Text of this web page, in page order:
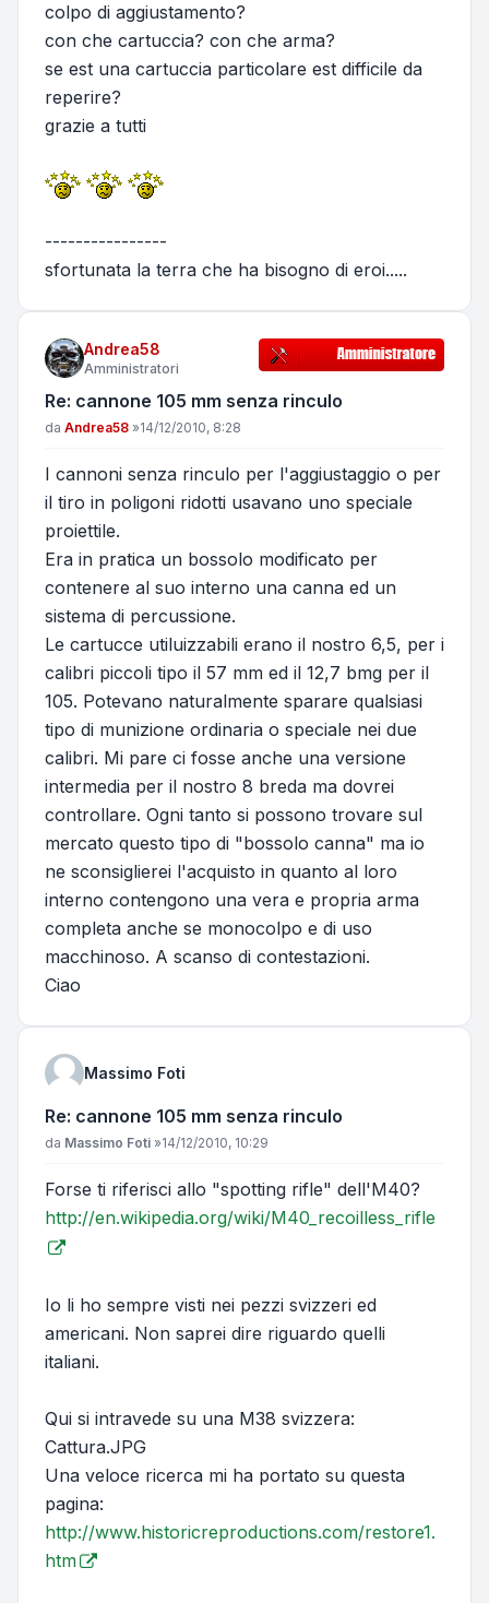
colpo di aggiustamento?
con che cartuccia? con che arma?
se est una cartuccia particolare est difficile da
reperire?
grazie a tutti
----------------
sfortunata la terra che ha bisogno di eroi.....
Andrea58
Amministratori
Re: cannone 105 mm senza rinculo
Messaggio
da Andrea58 »14/12/2010, 8:28
I cannoni senza rinculo per l'aggiustaggio o per
il tiro in poligoni ridotti usavano uno speciale
proiettile.
Era in pratica un bossolo modificato per
contenere al suo interno una canna ed un
sistema di percussione.
Le cartucce utiluizzabili erano il nostro 6,5, per i
calibri piccoli tipo il 57 mm ed il 12,7 bmg per il
105. Potevano naturalmente sparare qualsiasi
tipo di munizione ordinaria o speciale nei due
calibri. Mi pare ci fosse anche una versione
intermedia per il nostro 8 breda ma dovrei
controllare. Ogni tanto si possono trovare sul
mercato questo tipo di "bossolo canna" ma io
ne sconsiglierei l'acquisto in quanto al loro
interno contengono una vera e propria arma
completa anche se monocolpo e di uso
macchinoso. A scanso di contestazioni.
Ciao
Massimo Foti
Re: cannone 105 mm senza rinculo
Messaggio
da Massimo Foti »14/12/2010, 10:29
Forse ti riferisci allo "spotting rifle" dell'M40?
http://en.wikipedia.org/wiki/M40_recoilless_rifle
Io li ho sempre visti nei pezzi svizzeri ed
americani. Non saprei dire riguardo quelli
italiani.
Qui si intravede su una M38 svizzera:
Cattura.JPG
Una veloce ricerca mi ha portato su questa
pagina:
http://www.historicreproductions.com/restore1.
htm